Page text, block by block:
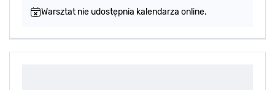
Warsztat nie udostępnia kalendarza online.